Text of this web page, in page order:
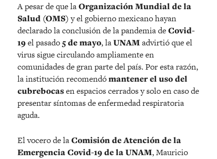
A pesar de que laOrganización Mundial de la
Salud (OMS)y el gobierno mexicano hayan
declarado la conclusión de la pandemia deCovid-
19el pasado5 de mayo, laUNAMadvirtió que el
virus sigue circulando ampliamente en
comunidades de gran parte del país. Por esta razón,
la institución recomendómantener el uso del
cubrebocasen espacios cerrados y solo en caso de
presentar síntomas de enfermedad respiratoria
aguda.
El vocero de laComisión de Atención de la
Emergencia Covid-19 de la UNAM, Mauricio